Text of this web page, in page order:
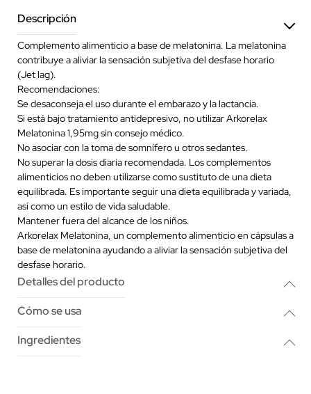
Descripción
Complemento alimenticio a base de melatonina. La melatonina
contribuye a aliviar la sensación subjetiva del desfase horario
(Jet lag).
Recomendaciones:
Se desaconseja el uso durante el embarazo y la lactancia.
Si está bajo tratamiento antidepresivo, no utilizar Arkorelax
Melatonina 1,95mg sin consejo médico.
No asociar con la toma de somnífero u otros sedantes.
No superar la dosis diaria recomendada. Los complementos
alimenticios no deben utilizarse como sustituto de una dieta
equilibrada. Es importante seguir una dieta equilibrada y variada,
así como un estilo de vida saludable.
Mantener fuera del alcance de los niños.
Arkorelax Melatonina, un complemento alimenticio en cápsulas a
base de melatonina ayudandoa aliviar la sensación subjetiva del
desfase horario.
Detalles del producto
Cómo se usa
Ingredientes